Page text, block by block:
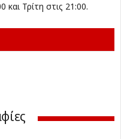
και Τρίτη στις 21:00.